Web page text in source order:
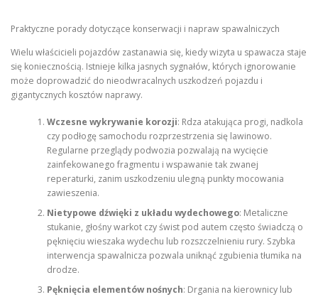
Praktyczne porady dotyczące konserwacji i napraw spawalniczych
Wielu właścicieli pojazdów zastanawia się, kiedy wizyta u spawacza staje
się koniecznością. Istnieje kilka jasnych sygnałów, których ignorowanie
może doprowadzić do nieodwracalnych uszkodzeń pojazdu i
gigantycznych kosztów naprawy.
Wczesne wykrywanie korozji: Rdza atakująca progi, nadkola
czy podłogę samochodu rozprzestrzenia się lawinowo.
Regularne przeglądy podwozia pozwalają na wycięcie
zainfekowanego fragmentu i wspawanie tak zwanej
reperaturki, zanim uszkodzeniu ulegną punkty mocowania
zawieszenia.
Nietypowe dźwięki z układu wydechowego: Metaliczne
stukanie, głośny warkot czy świst pod autem często świadczą o
pęknięciu wieszaka wydechu lub rozszczelnieniu rury. Szybka
interwencja spawalnicza pozwala uniknąć zgubienia tłumika na
drodze.
Pęknięcia elementów nośnych: Drgania na kierownicy lub